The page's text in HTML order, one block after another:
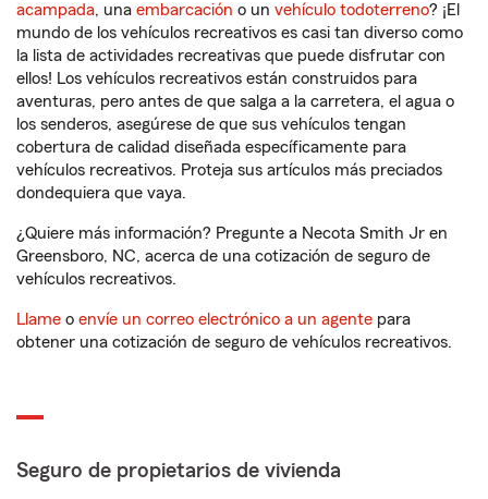
acampada, una embarcación o un vehículo todoterreno? ¡El
mundo de los vehículos recreativos es casi tan diverso como
la lista de actividades recreativas que puede disfrutar con
ellos! Los vehículos recreativos están construidos para
aventuras, pero antes de que salga a la carretera, el agua o
los senderos, asegúrese de que sus vehículos tengan
cobertura de calidad diseñada específicamente para
vehículos recreativos. Proteja sus artículos más preciados
dondequiera que vaya.
¿Quiere más información? Pregunte a Necota Smith Jr en
Greensboro, NC, acerca de una cotización de seguro de
vehículos recreativos.
Llame o envíe un correo electrónico a un agente para
obtener una cotización de seguro de vehículos recreativos.
Seguro de propietarios de vivienda